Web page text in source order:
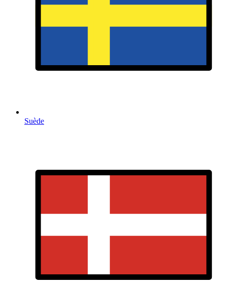
Suède